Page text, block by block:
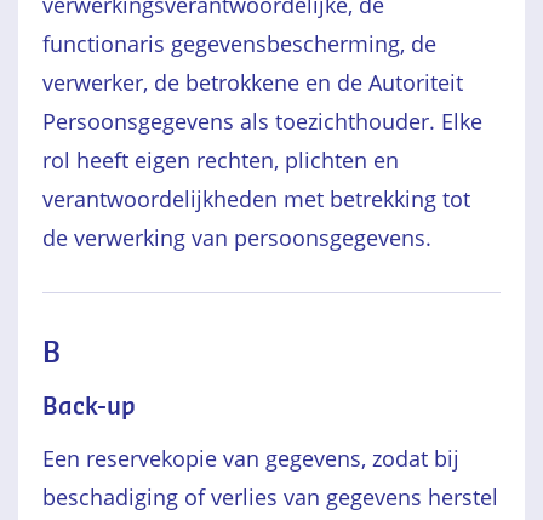
functionaris gegevensbescherming, de
verwerker, de betrokkene en de Autoriteit
Persoonsgegevens als toezichthouder. Elke
rol heeft eigen rechten, plichten en
verantwoordelijkheden met betrekking tot
de verwerking van persoonsgegevens.
B
Back-up
Een reservekopie van gegevens, zodat bij
beschadiging of verlies van gegevens herstel